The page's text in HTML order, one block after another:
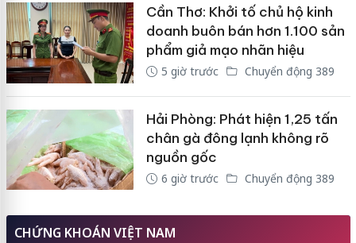
Cần Thơ: Khởi tố chủ hộ kinh
doanh buôn bán hơn 1.100 sản
phẩm giả mạo nhãn hiệu
5 giờ trước Chuyển động 389
Hải Phòng: Phát hiện 1,25 tấn
chân gà đông lạnh không rõ
nguồn gốc
6 giờ trước Chuyển động 389
CHỨNG KHOÁN VIỆT NAM